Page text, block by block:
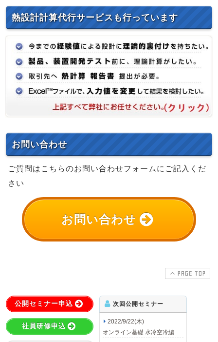
熱設計計算代行サービスも行っています
お問い合わせ
ご質問はこちらのお問い合わせフォームにご記入くだ
さい
お問い合わせ
PAGE TOP
公開セミナー申込
社員研修申込
次回公開セミナー
2022/9/22(木)
オンライン基礎 水冷空冷編